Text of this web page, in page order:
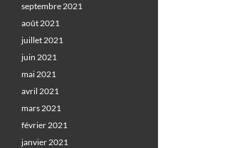
septembre 2021
août 2021
juillet 2021
juin 2021
mai 2021
avril 2021
mars 2021
février 2021
janvier 2021